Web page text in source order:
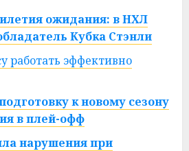
ожидания: в НХЛ
Кубка Стэнли
работать эффективно
к новому сезону
в плей-офф
нарушения при